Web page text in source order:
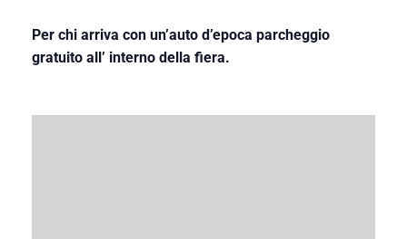
Per chi arriva con un’auto d’epoca parcheggio
gratuito all’ interno della fiera.